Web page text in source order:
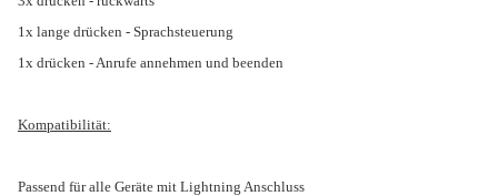
1x lange drücken - Sprachsteuerung
1x drücken - Anrufe annehmen und beenden
Kompatibilität:
Passend für alle Geräte mit Lightning Anschluss